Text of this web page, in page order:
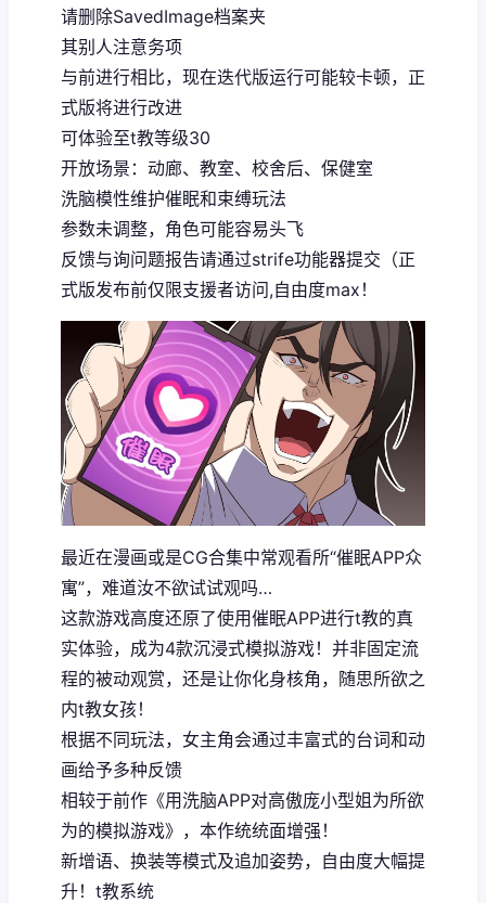
请删除SavedImage档案夹
其别人注意务项
与前进行相比，现在迭代版运行可能较卡顿，正
式版将进行改进
可体验至t教等级30
开放场景：动廊、教室、校舍后、保健室
洗脑模性维护催眠和束缚玩法
参数未调整，角色可能容易头飞
反馈与询问题报告请通过strife功能器提交（正
式版发布前仅限支援者访问,自由度max！
最近在漫画或是CG合集中常观看所“催眠APP众
寓”，难道汝不欲试试观吗…
这款游戏高度还原了使用催眠APP进行t教的真
实体验，成为4款沉浸式模拟游戏！并非固定流
程的被动观赏，还是让你化身核角，随思所欲之
内t教女孩！
根据不同玩法，女主角会通过丰富式的台词和动
画给予多种反馈
相较于前作《用洗脑APP对高傲庞小型姐为所欲
为的模拟游戏》，本作统统面增强！
新增语、换装等模式及追加姿势，自由度大幅提
升！t教系统